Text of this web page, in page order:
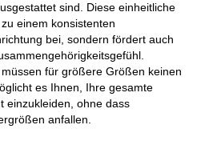
sind. Diese einheitliche
einem konsistenten
bei, sondern fördert auch
für größere Größen keinen
es Ihnen, Ihre gesamte
einzukleiden, ohne dass
anfallen.